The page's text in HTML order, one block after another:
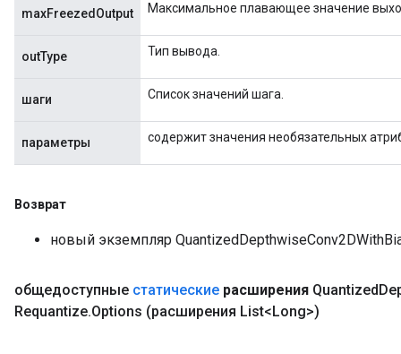
maxFreezedOutput Максимальное плавающее значение
outType Тип вывода.
шаги Список значений шага.
параметры содержит значения необязательных
Возврат
новый экземпляр
общедоступные статические расширения Quantized
Requantize.Options (расширения List<Long>)